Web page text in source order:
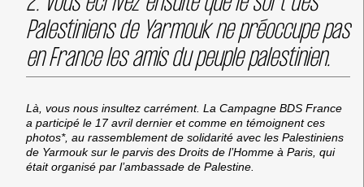
Palestiniens de Yarmouk ne préoccupe pas
en France les amis du peuple palestinien.
Là, vous nous insultez carrément. La Campagne BDS France
a participé le 17 avril dernier et comme en témoignent ces
photos*, au rassemblement de solidarité avec les Palestiniens
de Yarmouk sur le parvis des Droits de l’Homme à Paris, qui
était organisé par l’ambassade de Palestine.